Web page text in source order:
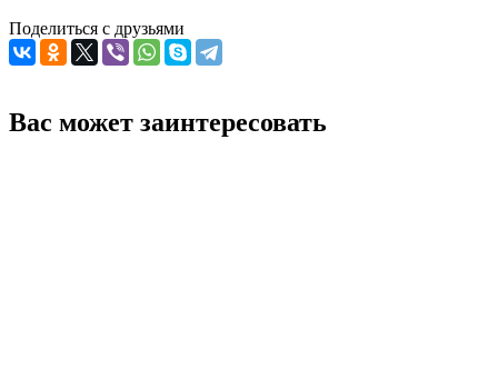
Поделиться с друзьями
Вас может заинтересовать